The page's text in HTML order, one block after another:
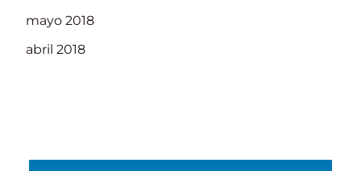
mayo 2018
abril 2018